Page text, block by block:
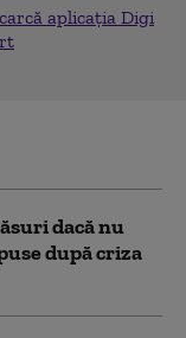
aplicația Digi
dacă nu
după criza